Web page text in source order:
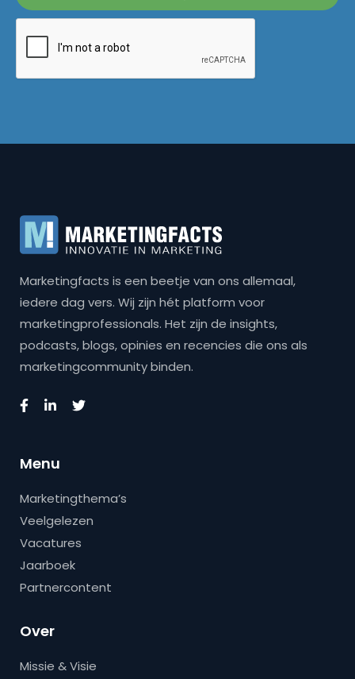
Marketingfacts is een beetje van ons allemaal,
iedere dag vers. Wij zijn hét platform voor
marketingprofessionals. Het zijn de insights,
podcasts, blogs, opinies en recencies die ons als
marketingcommunity binden.
Menu
Marketingthema’s
Veelgelezen
Vacatures
Jaarboek
Partnercontent
Over
Missie & Visie